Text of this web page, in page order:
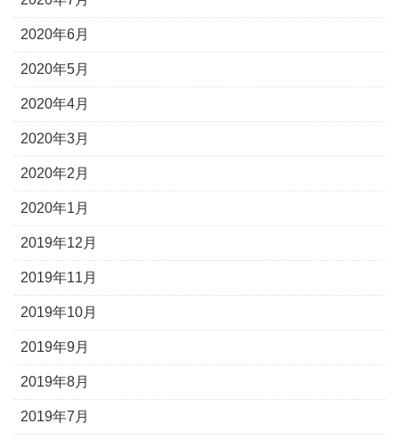
2020年6月
2020年5月
2020年4月
2020年3月
2020年2月
2020年1月
2019年12月
2019年11月
2019年10月
2019年9月
2019年8月
2019年7月